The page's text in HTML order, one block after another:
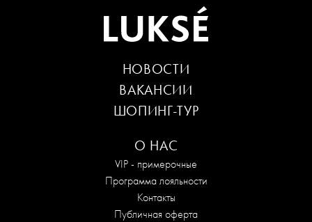
О НАС
VIP - примерочные
Программа лояльности
Контакты
Публичная оферта
НОВОСТИ
ВАКАНСИИ
ШОПИНГ-ТУР